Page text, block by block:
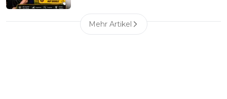
Mehr Artikel